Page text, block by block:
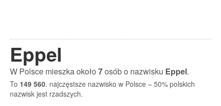
Eppel
W Polsce mieszka około7osób o nazwisku Eppel.
To 149 560. najczęstsze nazwisko w Polsce – 50% polskich
nazwisk jest rzadszych.